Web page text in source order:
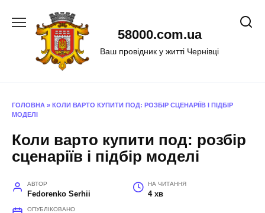
58000.com.ua
Ваш провідник у житті Чернівці
ГОЛОВНА » КОЛИ ВАРТО КУПИТИ ПОД: РОЗБІР СЦЕНАРІЇВ І ПІДБІР
МОДЕЛІ
Коли варто купити под: розбір
сценаріїв і підбір моделі
АВТОР
Fedorenko Serhii
НА ЧИТАННЯ
4 хв
ОПУБЛІКОВАНО